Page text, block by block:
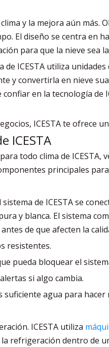
y la mejora aún más.
El diseño se centra en
para que la nieve sea
ICESTA utiliza
y convertirla en nieve
en la tecnología
ICESTA te ofrece
ICESTA
todo clima de
principales
de ICESTA se
y blanca. El sistema
de que afecten la
resistentes.
pueda bloquear el
si algo cambia.
agua para hacer
ICESTA utiliza
refrigeración dentro de